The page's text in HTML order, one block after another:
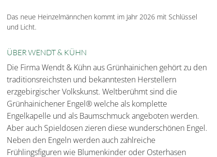
Das neue Heinzelmännchen kommt im Jahr 2026 mit Schlüssel
und Licht.
ÜBER WENDT & KÜHN
Die Firma Wendt & Kühn aus Grünhainichen gehört zu den
traditionsreichsten und bekanntesten Herstellern
erzgebirgischer Volkskunst. Weltberühmt sind die
Grünhainichener Engel® welche als komplette
Engelkapelle und als Baumschmuck angeboten werden.
Aber auch Spieldosen zieren diese wunderschönen Engel.
Neben den Engeln werden auch zahlreiche
Frühlingsfiguren wie Blumenkinder oder Osterhasen